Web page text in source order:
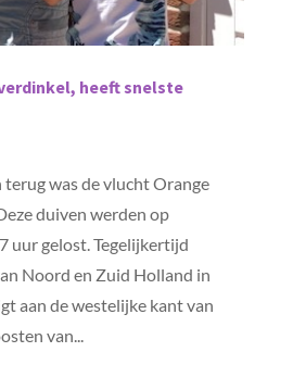
heeft snelste
terug was de vlucht Orange
duiven werden op
uur gelost. Tegelijkertijd
Noord en Zuid Holland in
aan de westelijke kant van
van...